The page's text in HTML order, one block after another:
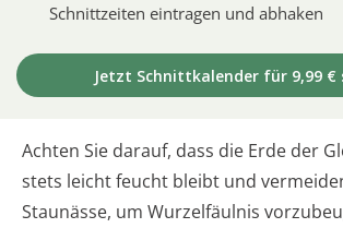
Schnittzeiten eintragen und abhaken
Jetzt Schnittkalender für 9,99 €
Achten Sie darauf, dass die Erde der
stets leicht feucht bleibt und
Staunässe, um Wurzelfäulnis